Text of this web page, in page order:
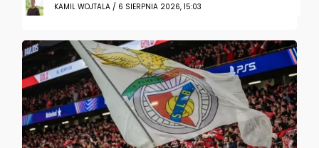
KAMIL WOJTALA / 6 SIERPNIA 2026, 15:03